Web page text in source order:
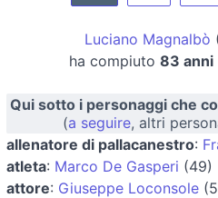
Luciano Magnalbò
ha compiuto 83 anni
Qui sotto i personaggi che
(a seguire, altri
allenatore di pallacanestro:
atleta: Marco De Gasperi (49)
attore: Giuseppe Loconsole